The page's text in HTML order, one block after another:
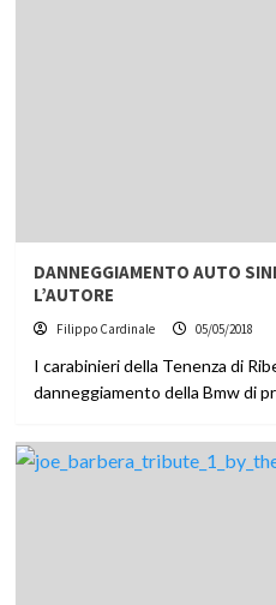
DANNEGGIAMENTO AUTO
L’AUTORE
Filippo Cardinale 05/05/2018
I carabinieri della Tenenza di
danneggiamento della Bmw di